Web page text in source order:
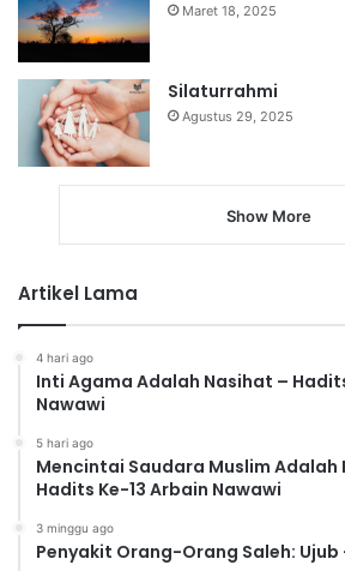
Maret 18, 2025
Silaturrahmi
Agustus 29, 2025
Show More
Artikel Lama
4 hari ago
Inti Agama Adalah Nasihat –
Nawawi
5 hari ago
Mencintai Saudara Muslim Adalah
Hadits Ke-13 Arbain Nawawi
3 minggu ago
Penyakit Orang-Orang Saleh: